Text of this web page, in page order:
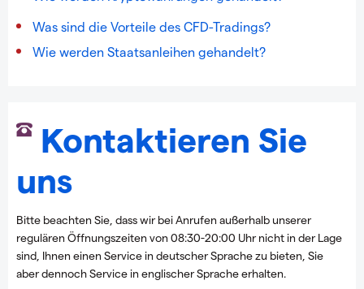
Was sind die Vorteile des CFD-Tradings?
Wie werden Staatsanleihen gehandelt?
Kontaktieren Sie
uns
Bitte beachten Sie, dass wir bei Anrufen außerhalb unserer
regulären Öffnungszeiten von 08:30-20:00 Uhr nicht in der Lage
sind, Ihnen einen Service in deutscher Sprache zu bieten, Sie
aber dennoch Service in englischer Sprache erhalten.